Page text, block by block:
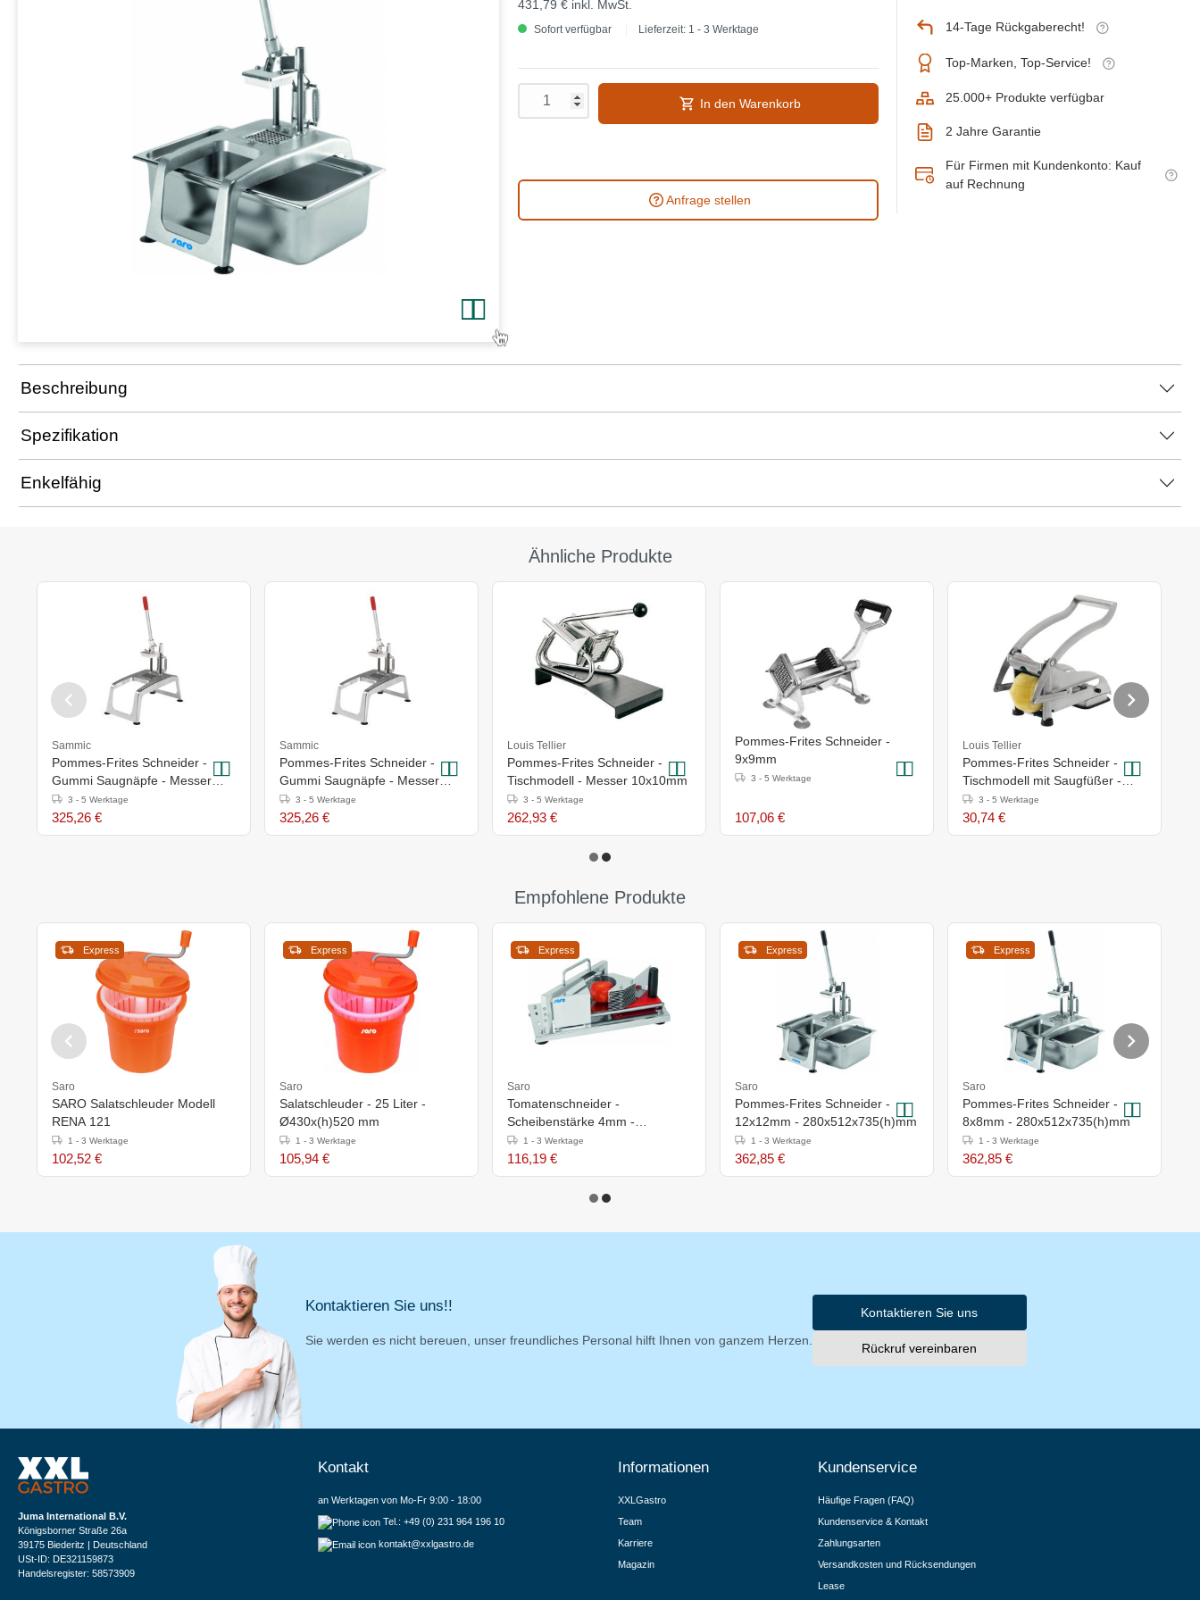
431,79 € inkl. MwSt.
Sofort verfügbar Lieferzeit: 1 - 3 Werktage
In den Warenkorb
Anfrage stellen
14-Tage Rückgaberecht!
Top-Marken, Top-Service!
25.000+ Produkte verfügbar
2 Jahre Garantie
Für Firmen mit Kundenkonto: Kauf
auf Rechnung
Beschreibung
Spezifikation
Enkelfähig
Ähnliche Produkte
Sammic
Pommes-Frites Schneider -
Gummi Saugnäpfe - Messer
10x10mm
3 - 5 Werktage
325,26 €
Sammic
Pommes-Frites Schneider -
Gummi Saugnäpfe - Messer
12x12mm
3 - 5 Werktage
325,26 €
Louis Tellier
Pommes-Frites Schneider -
Tischmodell - Messer 10x10mm
3 - 5 Werktage
262,93 €
Pommes-Frites Schneider -
9x9mm
3 - 5 Werktage
107,06 €
Louis Tellier
Pommes-Frites Schneider -
Tischmodell mit Saugfüßer -
9/10/12mm
3 - 5 Werktage
30,74 €
Empfohlene Produkte
Express
Saro
SARO Salatschleuder Modell
RENA 121
1 - 3 Werktage
102,52 €
Express
Saro
Salatschleuder - 25 Liter -
Ø430x(h)520 mm
1 - 3 Werktage
105,94 €
Express
Saro
Tomatenschneider -
Scheibenstärke 4mm -
432x202x(h)210mm
1 - 3 Werktage
116,19 €
Express
Saro
Pommes-Frites Schneider -
12x12mm - 280x512x735(h)mm
1 - 3 Werktage
362,85 €
Express
Saro
Pommes-Frites Schneider -
8x8mm - 280x512x735(h)mm
1 - 3 Werktage
362,85 €
Kontaktieren Sie uns!!
Sie werden es nicht bereuen, unser freundliches Personal hilft Ihnen von ganzem Herzen.
Kontaktieren Sie uns
Rückruf vereinbaren
Juma International B.V.
Königsborner Straße 26a
39175 Biederitz | Deutschland
USt-ID: DE321159873
Handelsregister: 58573909
Kontakt
an Werktagen von Mo-Fr 9:00 - 18:00
Tel.: +49 (0) 231 964 196 10
kontakt@xxlgastro.de
Informationen
XXLGastro
Team
Karriere
Magazin
Kundenservice
Häufige Fragen (FAQ)
Kundenservice & Kontakt
Zahlungsarten
Versandkosten und Rücksendungen
Lease